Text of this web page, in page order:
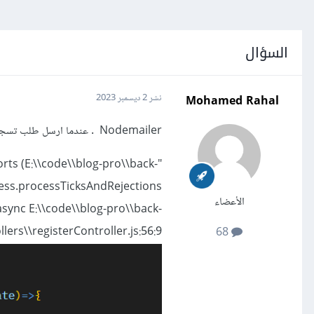
السؤال
Mohamed Rahal
الأعضاء
نشر2 ديسمبر 2023
Nodemailer . عندما ارسل طلب تسجيل الدخول يظهر خطأ
(E:\\code\\blog-pro\\back-
E:\\code\\blog-pro\\back-